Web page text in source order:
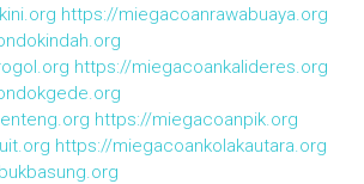
https://miegacoanrawabuaya.org
https://miegacoankalideres.org
https://miegacoanpik.org
https://miegacoankolakautara.org